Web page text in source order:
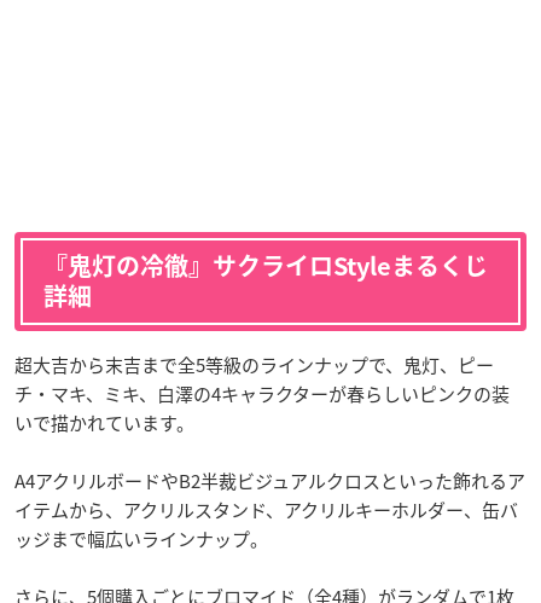
『鬼灯の冷徹』サクライロStyleまるくじ
詳細
超大吉から末吉まで全5等級のラインナップで、鬼灯、ピー
チ・マキ、ミキ、白澤の4キャラクターが春らしいピンクの装
いで描かれています。
A4アクリルボードやB2半裁ビジュアルクロスといった飾れるア
イテムから、アクリルスタンド、アクリルキーホルダー、缶バ
ッジまで幅広いラインナップ。
さらに、5個購入ごとにブロマイド（全4種）がランダムで1枚